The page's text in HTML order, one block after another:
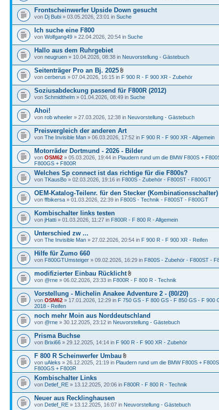
Frontscheinwerfer Upside Down gesucht
von Dj Bubi » 03.05.2026, 23:01 in Suche
Ich suche eine F800
von Wolfgang49 » 22.04.2026, 20:54 in Suche
Hallo aus dem Ruhrgebiet
von neugruen » 10.04.2026, 08:38 in Neuvorstellung - Gästebuch
Seitenträger Pro an Bj. 2025
von cerberus » 07.04.2026, 16:15 in F 900 R - F 900 XR - Zubehör
Soziusabdeckung passend für F800R (2012)
von Schmidthelm » 01.04.2026, 08:49 in Suche
Ahoi!
von rob wheeler » 27.03.2026, 12:38 in Neuvorstellung - Gästebuch
Preisvergleich der anderen Art
von The Invisible Man » 06.03.2026, 17:52 in F 900 R - F 900 XR - Allgemein
Motorräder Dortmund - 2026 - Bilder
von OSM62 » 05.03.2026, 19:44 in Plaudern rund um die BMW F800S +
F800GS + F800R
Welches Sp connect ist das richtige für die F800s?
von TKausBo » 02.03.2026, 19:16 in F800S - Zubehör - F800ST - F800GT
OEM-Katalog-Teilenr. für den Stecker (Kombinationsschalter)
von ffbikersa » 01.03.2026, 22:39 in F800S - Technik - F800ST - F800GT
Kombischalter links testen
von jHatti » 01.03.2026, 11:27 in F800R - F 800 R - Allgemein
Unterschied zw ...
von The Invisible Man » 27.02.2026, 20:54 in F 900 R - F 900 XR - Reifen
Hilfe für Zumo 660
von F800GTUmsteiger » 09.02.2026, 16:29 in F800S - Zubehör - F800ST -
modifizierter Einbau Rücklicht
von @rne » 06.02.2026, 23:33 in F800R - F 800 R - Technik
Vorstellung - Michelin Anakee Adventure 2 - (80/20)
von OSM62 » 17.01.2026, 12:29 in F 750 GS - F 800 GS - F 850 GS - F 900
2018 - Reifen
noch mehr Moin aus Norddeutschland
von @rne » 30.12.2025, 23:12 in Neuvorstellung - Gästebuch
Prisma Buchse
von Brixi66 » 29.12.2025, 14:14 in F 900 R - F 900 XR - Zubehör
F 800 R Scheinwerfer Umbau
von uAleks » 26.12.2025, 21:19 in Plaudern rund um die BMW F800S +
F800GS + F800R
Kombischalter Links
von Detlef_RE » 13.12.2025, 20:06 in F800R - F 800 R - Technik
Neuer aus Recklinghausen
von Detlef_RE » 13.12.2025, 16:07 in Neuvorstellung - Gästebuch